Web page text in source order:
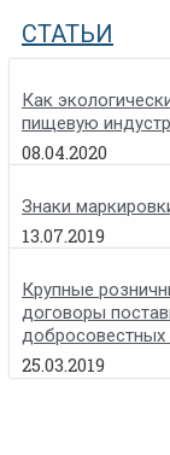
СТАТЬИ
Как
пищевую
08.04.2020
Знаки
13.07.2019
Крупные
договоры
добросовестных
25.03.2019